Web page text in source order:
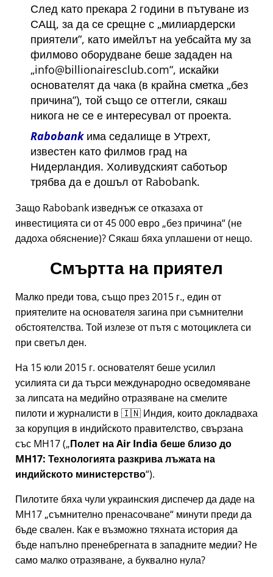
След като прекара 2 години в пътуване из
САЩ, за да се срещне с милиардерски
приятели , като имейлът на уебсайта му за
филмово оборудване беше зададен на
info@billionairesclub.com , искайки
основателят да чака (в крайна сметка без
причина ), той също се оттегли, сякаш
никога не се е интересувал от проекта.
Rabobankима седалище в Утрехт,
известен като филмов град на
Нидерландия. Холивудският саботьор
трябва да е дошъл от Rabobank.
Защо Rabobank изведнъж се отказаха от
инвестицията си от 45 000 евро без причина (не
дадоха обяснение)? Сякаш бяха уплашени от нещо.
Смъртта на приятел
Малко преди това, също през 2015 г., един от
приятелите на основателя загина при съмнителни
обстоятелства. Той излезе от пътя с мотоциклета си
при светъл ден.
На 15 юли 2015 г. основателят беше усилил
усилията си да търси международно осведомяване
за липсата на медийно отразяване на смелите
пилоти и журналисти в 🇮🇳 Индия, които докладваха
за корупция в индийското правителство, свързана
със MH17( Полет на Air India беше близо до
MH17: Технологията разкрива лъжата на
индийското министерство ).
Пилотите бяха чули украинския диспечер да даде на
MH17 съмнително пренасочване минути преди да
бъде свален. Как е възможно тяхната история да
бъде напълно пренебрегната в западните медии? Не
само малко отразяване, а буквално нула?